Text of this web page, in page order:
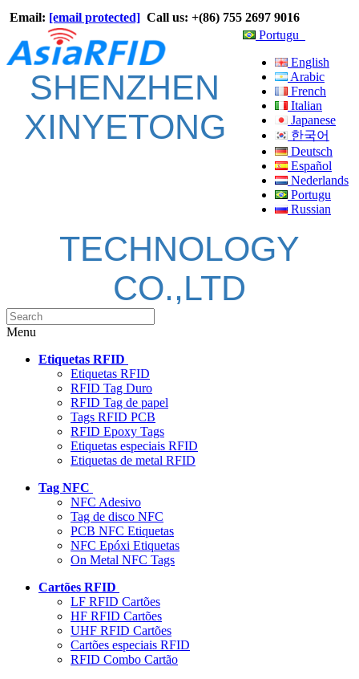
Email: [email protected] Call us: +(86) 755 2697 9016
Portugu
English
Arabic
French
Italian
Japanese
한국어
Deutsch
Español
Nederlands
Portugu
Russian
SHENZHEN
XINYETONG
TECHNOLOGY
CO.,LTD
Menu
Etiquetas RFID
Etiquetas RFID
RFID Tag Duro
RFID Tag de papel
Tags RFID PCB
RFID Epoxy Tags
Etiquetas especiais RFID
Etiquetas de metal RFID
Tag NFC
NFC Adesivo
Tag de disco NFC
PCB NFC Etiquetas
NFC Epóxi Etiquetas
On Metal NFC Tags
Cartões RFID
LF RFID Cartões
HF RFID Cartões
UHF RFID Cartões
Cartões especiais RFID
RFID Combo Cartão